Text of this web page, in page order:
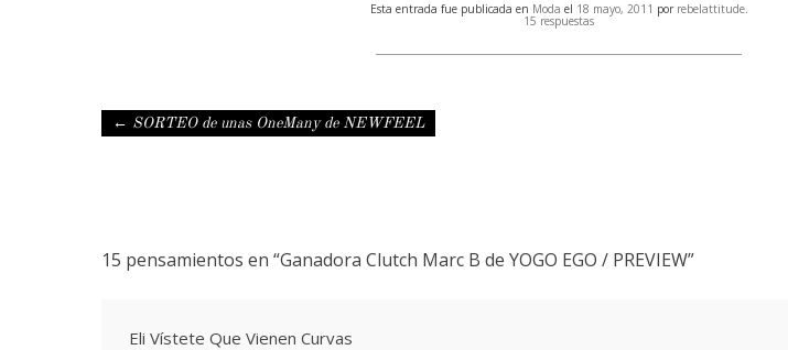
Esta entrada fue publicada en Moda el 18 mayo, 2011 por rebelattitude.
15 respuestas
Navegación de entradas
← SORTEO de unas OneMany de NEWFEEL
15 pensamientos en “Ganadora Clutch Marc B de YOGO EGO / PREVIEW”
Eli Vístete Que Vienen Curvas